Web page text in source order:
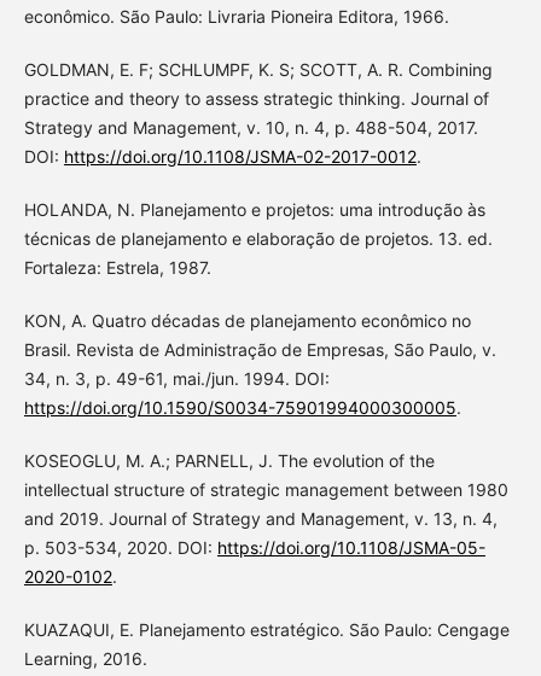
econômico. São Paulo: Livraria Pioneira Editora, 1966.
GOLDMAN, E. F; SCHLUMPF, K. S; SCOTT, A. R. Combining
practice and theory to assess strategic thinking. Journal of
Strategy and Management, v. 10, n. 4, p. 488-504, 2017.
DOI: https://doi.org/10.1108/JSMA-02-2017-0012.
HOLANDA, N. Planejamento e projetos: uma introdução às
técnicas de planejamento e elaboração de projetos. 13. ed.
Fortaleza: Estrela, 1987.
KON, A. Quatro décadas de planejamento econômico no
Brasil. Revista de Administração de Empresas, São Paulo, v.
34, n. 3, p. 49-61, mai./jun. 1994. DOI:
https://doi.org/10.1590/S0034-75901994000300005.
KOSEOGLU, M. A.; PARNELL, J. The evolution of the
intellectual structure of strategic management between 1980
and 2019. Journal of Strategy and Management, v. 13, n. 4,
p. 503-534, 2020. DOI: https://doi.org/10.1108/JSMA-05-
2020-0102.
KUAZAQUI, E. Planejamento estratégico. São Paulo: Cengage
Learning, 2016.